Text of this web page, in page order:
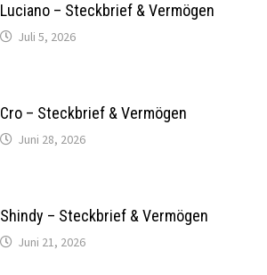
Luciano – Steckbrief & Vermögen
Juli 5, 2026
Cro – Steckbrief & Vermögen
Juni 28, 2026
Shindy – Steckbrief & Vermögen
Juni 21, 2026